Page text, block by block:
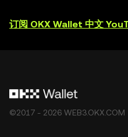
订阅 OKX Wallet 中文
©2017 - 2026 WEB3.OKX.COM